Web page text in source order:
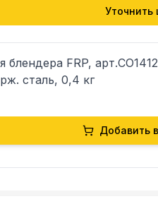
Уточнить
блендера FRP,
сталь, 0,4 кг
Добавить